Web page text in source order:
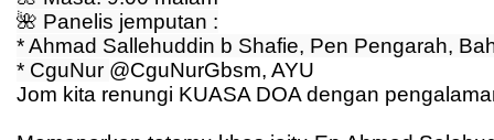
🌺 Panelis jemputan :
* Ahmad Sallehuddin b Shafie, Pen Pengarah,
* CguNur @CguNurGbsm, AYU
Jom kita renungi KUASA DOA dengan